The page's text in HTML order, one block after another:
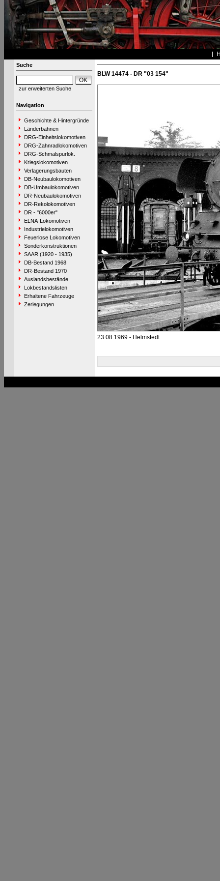
Suche
zur erweiterten Suche
Navigation
Geschichte & Hintergründe
Länderbahnen
DRG-Einheitslokomotiven
DRG-Zahnradlokomotiven
DRG-Schmalspurlok.
Kriegslokomotiven
Verlagerungsbauten
DB-Neubaulokomotiven
DB-Umbaulokomotiven
DR-Neubaulokomotiven
DR-Rekolokomotiven
DR - "6000er"
ELNA-Lokomotiven
Industrielokomotiven
Feuerlose Lokomotiven
Sonderkonstruktionen
SAAR (1920 - 1935)
DB-Bestand 1968
DR-Bestand 1970
Auslandsbestände
Lokbestandslisten
Erhaltene Fahrzeuge
Zerlegungen
BLW 14474 - DR "03 154"
23.08.1969 - Helmstedt